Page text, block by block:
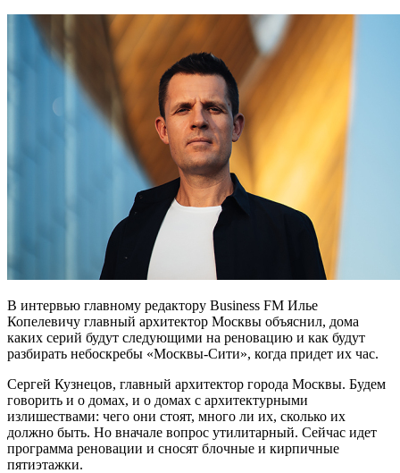
В интервью главному редактору Business FM Илье
Копелевичу главный архитектор Москвы объяснил, дома
каких серий будут следующими на реновацию и как будут
разбирать небоскребы «Москвы-Сити», когда придет их час.
Сергей Кузнецов, главный архитектор города Москвы. Будем
говорить и о домах, и о домах с архитектурными
излишествами: чего они стоят, много ли их, сколько их
должно быть. Но вначале вопрос утилитарный. Сейчас идет
программа реновации и сносят блочные и кирпичные
пятиэтажки.